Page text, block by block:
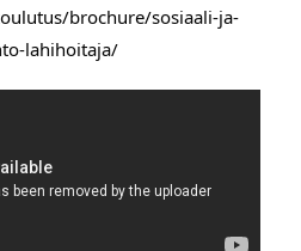
brochure/sosiaali-ja-
lahihoitaja/